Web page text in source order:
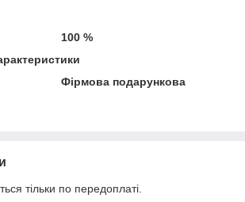
100 %
Фірмова подарункова
тільки по передоплаті.